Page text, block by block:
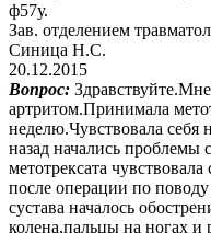
ф57у.
Зав. отделением
Синица Н.С.
20.12.2015
Вопрос:
артритом.Принимала
неделю.Чувствовала себя
назад начались
метотрексата
после операции по
сустава началось
колена,пальцы на ногах и